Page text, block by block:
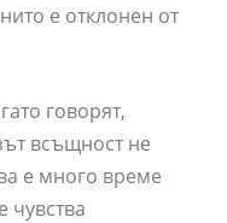
е отклонен от
говорят,
всъщност не
е много време
чувства